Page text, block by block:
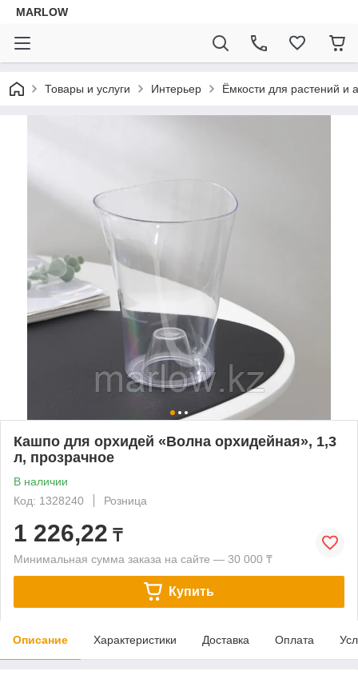
MARLOW
Товары и услуги Интерьер Ёмкости для растений и
Кашпо для орхидей «Волна орхидейная», 1,3
л, прозрачное
В наличии
Код: 1328240
Розница
1 226,22 ₸
Минимальная сумма заказа на сайте — 30 000 ₸
Купить
Описание Характеристики Доставка Оплата